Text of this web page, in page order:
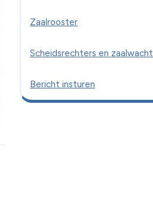
Zaalrooster
Scheidsrechters en zaalwacht
Bericht insturen